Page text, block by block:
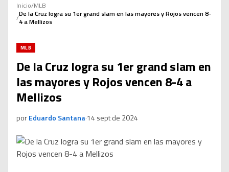
Inicio/MLB
/De la Cruz logra su 1er grand slam en las mayores y Rojos vencen 8-
4 a Mellizos
MLB
De la Cruz logra su 1er grand slam en
las mayores y Rojos vencen 8-4 a
Mellizos
porEduardo Santana·14 sept de 2024